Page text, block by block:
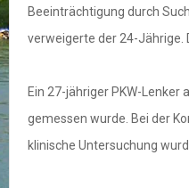
Beeinträchtigung durch
verweigerte der 24-Jährige.
Ein 27-jähriger PKW-
gemessen wurde. Bei der
klinische Untersuchung